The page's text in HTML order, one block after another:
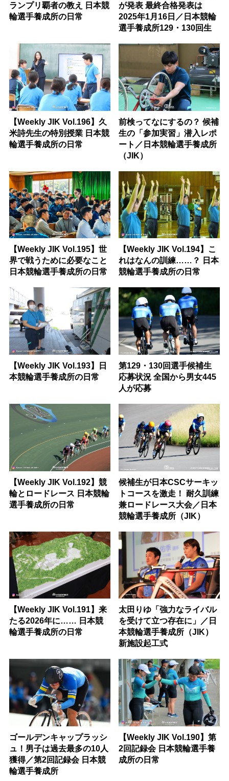
ランプリ覇者の教え 日本競
輪選手養成所の日常
が発表 最終合格発表は
2025年1月16日／日本競輪
選手養成所129・130回生
【Weekly JIK Vol.196】久
米詩先生の特別授業 日本競
輪選手養成所の日常
前検ってなにするの？ 候補
生の「参加実習」潜入レポ
ート／日本競輪選手養成所
（JIK）
【Weekly JIK Vol.195】世
界で戦うために必要なこと
日本競輪選手養成所の日常
【Weekly JIK Vol.194】こ
れはなんの訓練……？ 日本
競輪選手養成所の日常
【Weekly JIK Vol.193】日
本競輪選手養成所の日常
第129・130回選手候補生
応募状況 全国から男女445
人が応募
【Weekly JIK Vol.192】競
輪とロードレース 日本競輪
選手養成所の日常
候補生が日本CSCサーキッ
トコースを激走！ 耐久訓練
兼ロードレース大会／日本
競輪選手養成所（JIK）
【Weekly JIK Vol.191】来
たる2026年に…… 日本競
輪選手養成所の日常
太田りゆ「強力なライバル
を受けて立つ存在に」／日
本競輪選手養成所（JIK）
新施設起工式
ゴールデンキャップラッシ
ュ！男子は過去最多の10人
獲得／第2回記録会 日本競
輪選手養成所
【Weekly JIK Vol.190】第
2回記録会 日本競輪選手養
成所の日常